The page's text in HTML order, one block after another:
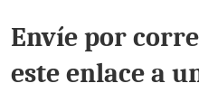
Envíe por
este enlace a